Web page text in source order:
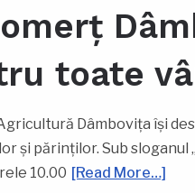
toate
Dâmbovița își
și părinților. Sub sloganul
10.00 [Read More…]